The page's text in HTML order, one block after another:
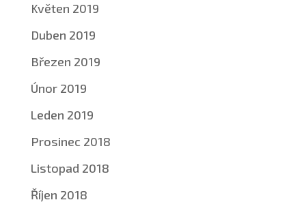
Květen 2019
Duben 2019
Březen 2019
Únor 2019
Leden 2019
Prosinec 2018
Listopad 2018
Říjen 2018